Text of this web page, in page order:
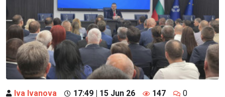
Iva Ivanova 17:49 | 15 Jun 26 147 0